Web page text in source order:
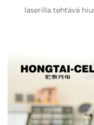
laserilla tehtävä